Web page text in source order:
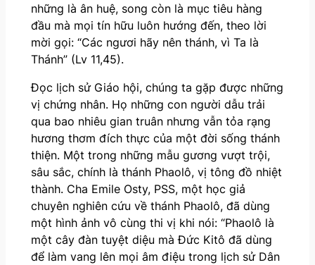
những là ân huệ, song còn là mục tiêu hàng
đầu mà mọi tín hữu luôn hướng đến, theo lời
mời gọi: “Các ngươi hãy nên thánh, vì Ta là
Thánh” (Lv 11,45).
Đọc lịch sử Giáo hội, chúng ta gặp được những
vị chứng nhân. Họ những con người dẫu trải
qua bao nhiêu gian truân nhưng vẫn tỏa rạng
hương thơm đích thực của một đời sống thánh
thiện. Một trong những mẫu gương vượt trội,
sâu sắc, chính là thánh Phaolô, vị tông đồ nhiệt
thành. Cha Emile Osty, PSS, một học giả
chuyên nghiên cứu về thánh Phaolô, đã dùng
một hình ảnh vô cùng thi vị khi nói: “Phaolô là
một cây đàn tuyệt diệu mà Đức Kitô đã dùng
để làm vang lên mọi âm điệu trong lịch sử Dân